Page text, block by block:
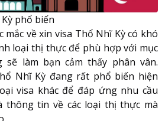
phổ biến
mắc về xin visa Thổ Nhĩ Kỳ có khó
loại thị thực để phù hợp với mục
sẽ làm bạn cảm thấy phân vân.
Nhĩ Kỳ đang rất phổ biến hiện
visa khác để đáp ứng nhu cầu
thông tin về các loại thị thực mà